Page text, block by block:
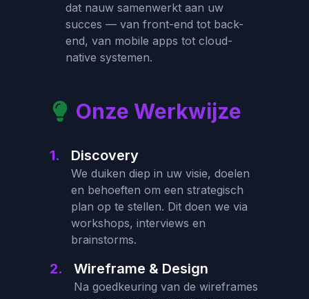
dat nauw samenwerkt aan uw
succes — van front-end tot back-
end, van mobile apps tot cloud-
native systemen.
Onze Werkwijze
1. Discovery
We duiken diep in uw visie, doelen
en behoeften om een strategisch
plan op te stellen. Dit doen we via
workshops, interviews en
brainstorms.
2. Wireframe & Design
Na goedkeuring van de wireframes